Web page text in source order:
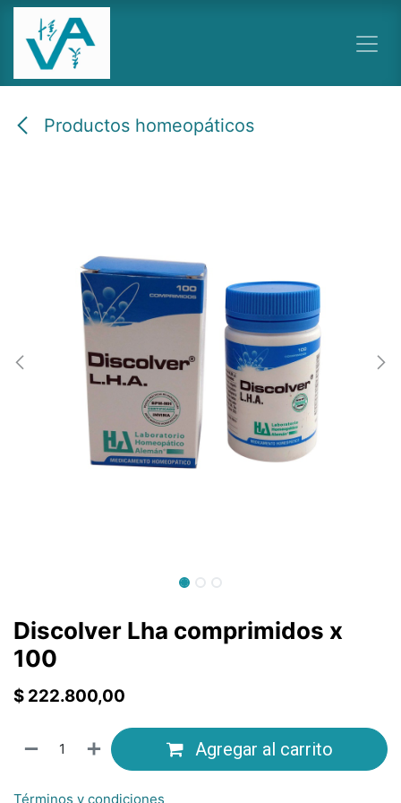
Ir al contenido
Productos homeopáticos
Discolver Lha comprimidos x
100
$ 222.800,00
Agregar al carrito
Términos y condiciones